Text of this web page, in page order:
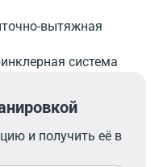
вытяжная
система
и получить её в